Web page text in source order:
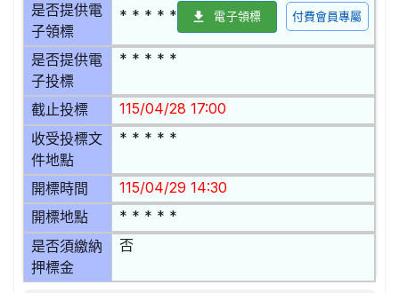
是否提供電
子領標
* * * * * 電子領標 付費會員專屬
是否提供電
子投標
* * * * *
截止投標 115/04/28 17:00
收受投標文
件地點
* * * * *
開標時間 115/04/29 14:30
開標地點 * * * * *
是否須繳納
押標金
否